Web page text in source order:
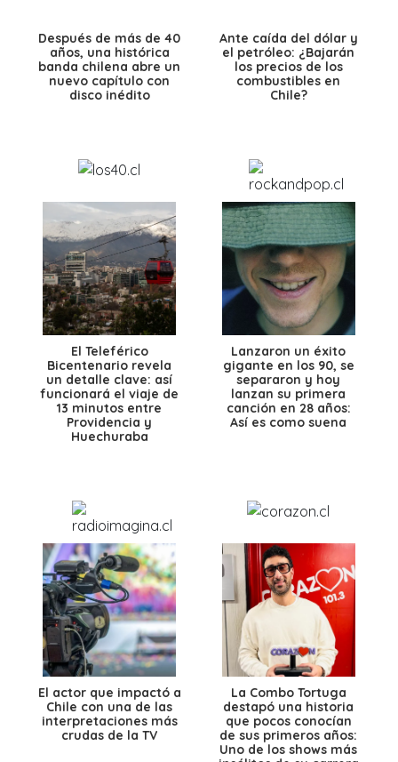
Después de más de 40
años, una histórica
banda chilena abre un
nuevo capítulo con
disco inédito
Ante caída del dólar y
el petróleo: ¿Bajarán
los precios de los
combustibles en
Chile?
El Teleférico
Bicentenario revela
un detalle clave: así
funcionará el viaje de
13 minutos entre
Providencia y
Huechuraba
Lanzaron un éxito
gigante en los 90, se
separaron y hoy
lanzan su primera
canción en 28 años:
Así es como suena
El actor que impactó a
Chile con una de las
interpretaciones más
crudas de la TV
La Combo Tortuga
destapó una historia
que pocos conocían
de sus primeros años:
Uno de los shows más